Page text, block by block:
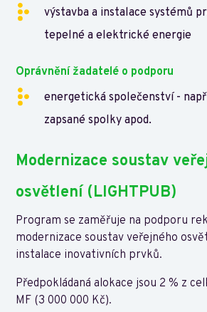
výstavba a instalace systémů
tepelné a elektrické energie
Oprávnění žadatelé o podporu
energetická společenství -
zapsané spolky apod.
Modernizace soustav
osvětlení (LIGHTPUB)
Program se zaměřuje na podporu
modernizace soustav veřejného
instalace inovativních prvků.
Předpokládaná alokace jsou 2 % z
MF (3 000 000 Kč).